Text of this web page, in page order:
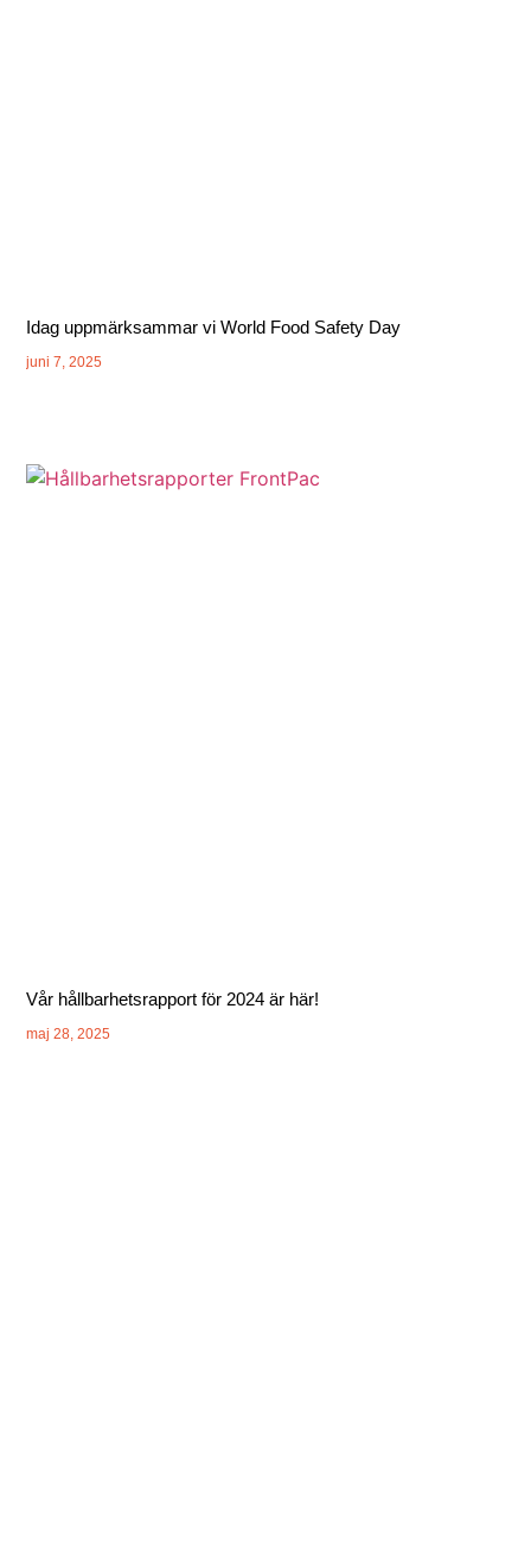
Idag uppmärksammar vi World Food Safety Day
juni 7, 2025
Vår hållbarhetsrapport för 2024 är här!
maj 28, 2025